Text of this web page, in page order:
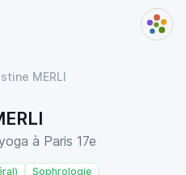
MERLI
à Paris 17e
Sophrologie